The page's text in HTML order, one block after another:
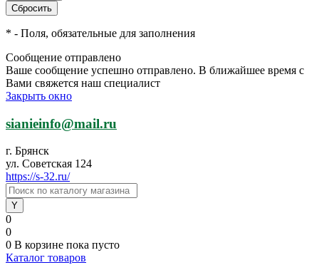
* - Поля, обязательные для заполнения
Сообщение отправлено
Ваше сообщение успешно отправлено. В ближайшее время с
Вами свяжется наш специалист
Закрыть окно
sianieinfo@mail.ru
г. Брянск
ул. Советская 124
https://s-32.ru/
0
0
0 В корзине пока пусто
Каталог товаров